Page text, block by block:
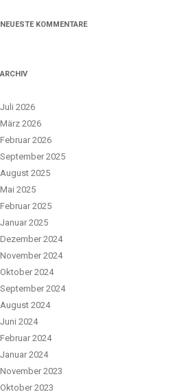
NEUESTE KOMMENTARE
ARCHIV
Juli 2026
März 2026
Februar 2026
September 2025
August 2025
Mai 2025
Februar 2025
Januar 2025
Dezember 2024
November 2024
Oktober 2024
September 2024
August 2024
Juni 2024
Februar 2024
Januar 2024
November 2023
Oktober 2023